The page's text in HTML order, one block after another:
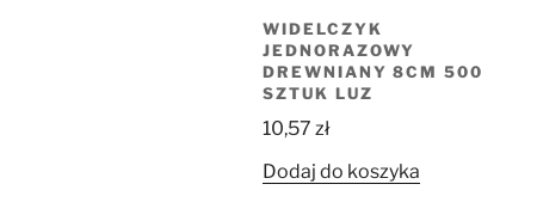
WIDELCZYK
JEDNORAZOWY
DREWNIANY 8CM 500
SZTUK LUZ
10,57 zł
Dodaj do koszyka